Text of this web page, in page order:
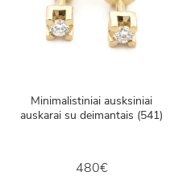
Minimalistiniai ausksiniai
auskarai su deimantais (541)
480€